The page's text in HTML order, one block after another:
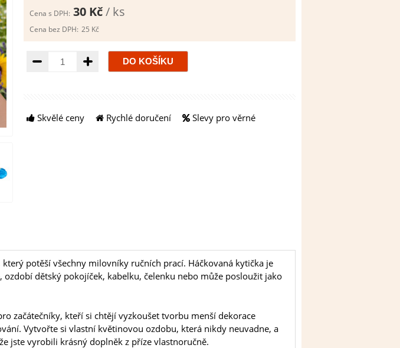
Cena s DPH: 30 Kč/ ks
Cena bez DPH: 25 Kč
Množství
Skvělé ceny Rychlé doručení Slevy pro věrné
který potěší všechny milovníky ručních prací. Háčkovaná kytička je
dětský pokojíček, kabelku, čelenku nebo může posloužit jako
začátečníky, kteří si chtějí vyzkoušet tvorbu menší dekorace
Vytvořte si vlastní květinovou ozdobu, která nikdy neuvadne, a
jste vyrobili krásný doplněk z příze vlastnoručně.